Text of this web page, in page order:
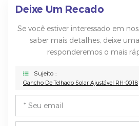
Deixe Um Recado
Se você estiver interessado em
saber mais detalhes, deixe
responderemos o mais
Sujeito :
Gancho De Telhado Solar Ajustável RH-0018